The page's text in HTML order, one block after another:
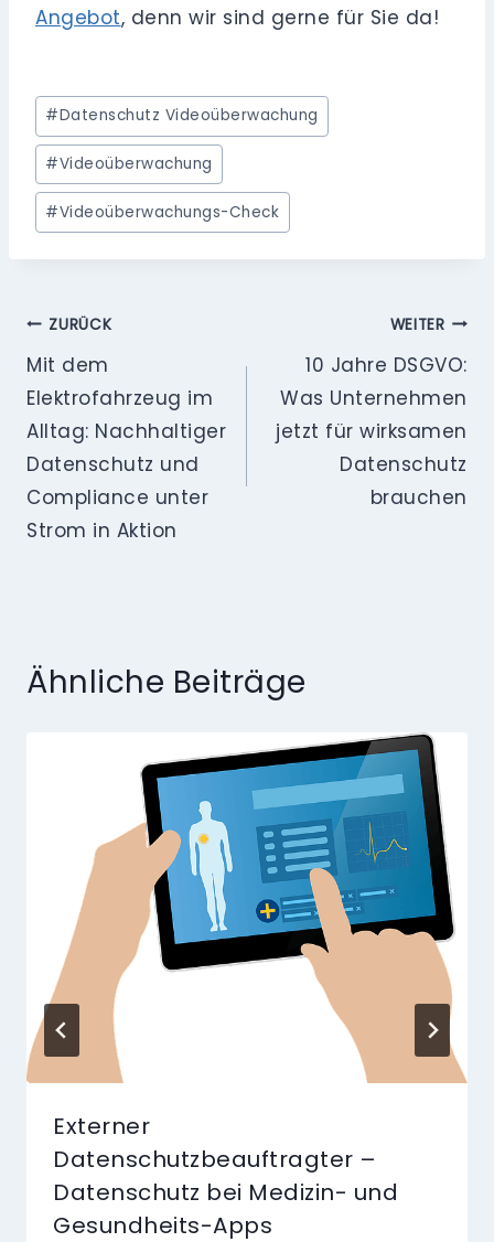
Angebot, denn wir sind gerne für Sie da!
Schlagworte:
#Datenschutz Videoüberwachung
#Videoüberwachung
#Videoüberwachungs-Check
Beitragsnavigation
ZURÜCK
Mit dem
Elektrofahrzeug im
Alltag: Nachhaltiger
Datenschutz und
Compliance unter
Strom in Aktion
WEITER
10 Jahre DSGVO:
Was Unternehmen
jetzt für wirksamen
Datenschutz
brauchen
Ähnliche Beiträge
Externer
Datenschutzbeauftragter –
Datenschutz bei Medizin- und
Gesundheits-Apps